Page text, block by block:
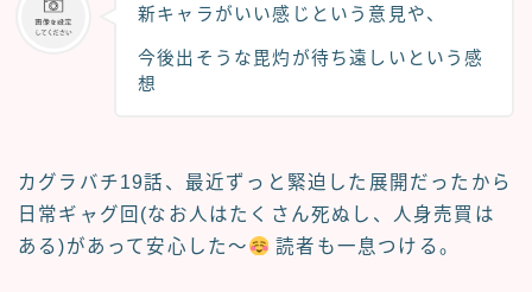
新キャラがいい感じという意見や、
今後出そうな毘灼が待ち遠しいという感
想
カグラバチ19話、最近ずっと緊迫した展開だったから
日常ギャグ回(なお人はたくさん死ぬし、人身売買は
ある)があって安心した〜
読者も一息つける。